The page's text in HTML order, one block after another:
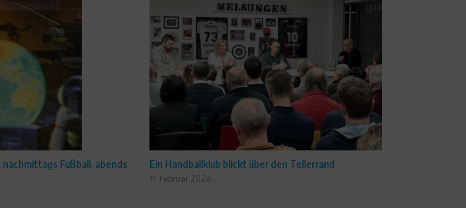
Fußball, abends
Ein Handballklub blickt über den Tellerrand
11. Februar 2026